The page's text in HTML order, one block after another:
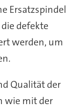
Ersatzspindel
defekte
werden, um
Qualität der
wie mit der